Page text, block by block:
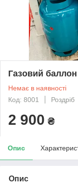
Газовий
Немає в наявності
Код: 8001
Роздріб
2 900 ₴
Опис
Опис